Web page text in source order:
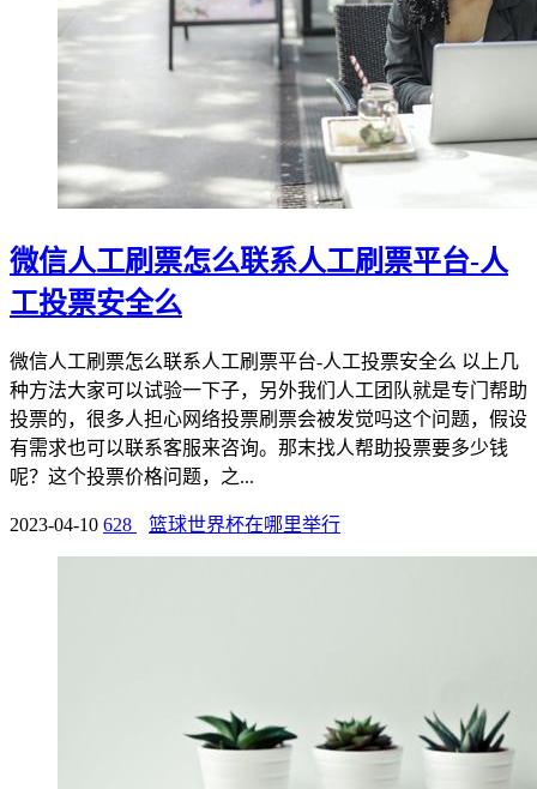
微信人工刷票怎么联系人工刷票平台-人
工投票安全么
微信人工刷票怎么联系人工刷票平台-人工投票安全么 以上几
种方法大家可以试验一下子，另外我们人工团队就是专门帮助
投票的，很多人担心网络投票刷票会被发觉吗这个问题，假设
有需求也可以联系客服来咨询。那末找人帮助投票要多少钱
呢？这个投票价格问题，之...
2023-04-10 628 篮球世界杯在哪里举行